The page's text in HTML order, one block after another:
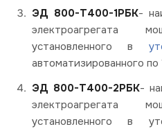
ЭД 800-Т400-1РБК-
электроагрегата
установленного в
автоматизированного по
ЭД 800-Т400-2РБК-
электроагрегата
установленного в